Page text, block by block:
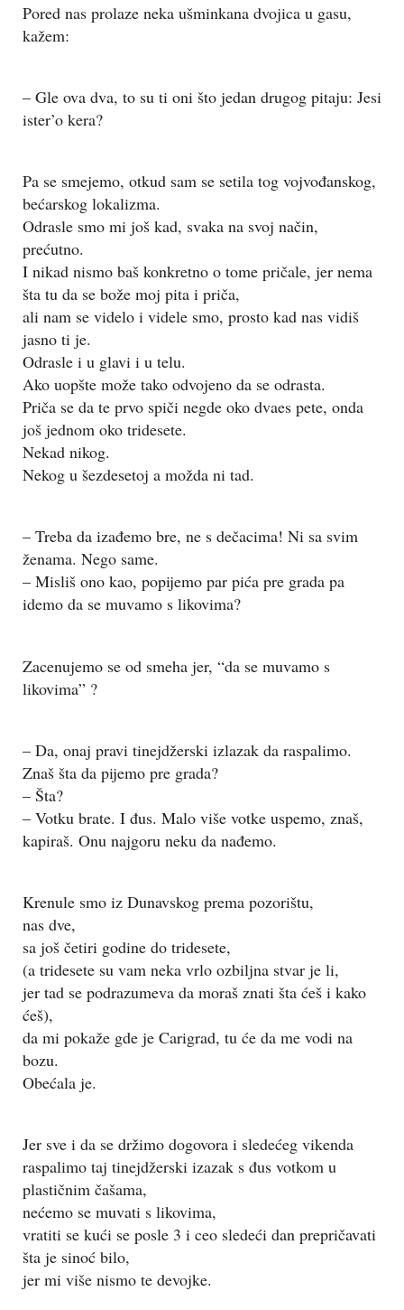
Pored nas prolaze neka ušminkana dvojica u gasu,
kažem:
– Gle ova dva, to su ti oni što jedan drugog pitaju: Jesi
ister’o kera?
Pa se smejemo, otkud sam se setila tog vojvođanskog,
bećarskog lokalizma.
Odrasle smo mi još kad, svaka na svoj način,
prećutno.
I nikad nismo baš konkretno o tome pričale, jer nema
šta tu da se bože moj pita i priča,
ali nam se videlo i videle smo, prosto kad nas vidiš
jasno ti je.
Odrasle i u glavi i u telu.
Ako uopšte može tako odvojeno da se odrasta.
Priča se da te prvo spiči negde oko dvaes pete, onda
još jednom oko tridesete.
Nekad nikog.
Nekog u šezdesetoj a možda ni tad.
– Treba da izađemo bre, ne s dečacima! Ni sa svim
ženama. Nego same.
– Misliš ono kao, popijemo par pića pre grada pa
idemo da se muvamo s likovima?
Zacenujemo se od smeha jer, “da se muvamo s
likovima” ?
– Da, onaj pravi tinejdžerski izlazak da raspalimo.
Znaš šta da pijemo pre grada?
– Šta?
– Votku brate. I đus. Malo više votke uspemo, znaš,
kapiraš. Onu najgoru neku da nađemo.
Krenule smo iz Dunavskog prema pozorištu,
nas dve,
sa još četiri godine do tridesete,
(a tridesete su vam neka vrlo ozbiljna stvar je li,
jer tad se podrazumeva da moraš znati šta ćeš i kako
ćeš),
da mi pokaže gde je Carigrad, tu će da me vodi na
bozu.
Obećala je.
Jer sve i da se držimo dogovora i sledećeg vikenda
raspalimo taj tinejdžerski izazak s đus votkom u
plastičnim čašama,
nećemo se muvati s likovima,
vratiti se kući se posle 3 i ceo sledeći dan prepričavati
šta je sinoć bilo,
jer mi više nismo te devojke.